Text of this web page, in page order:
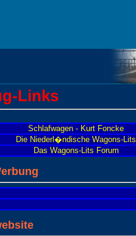
Links
Schlafwagen - Kurt Foncke
Die Niederl�ndische Wagons-Lits
Das Wagons-Lits Forum